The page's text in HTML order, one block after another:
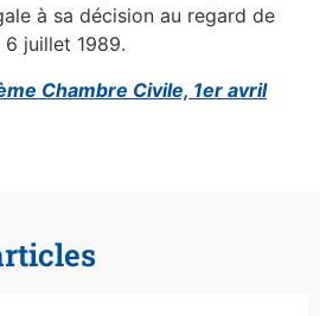
à sa décision au regard de
6 juillet 1989.
Chambre Civile, 1er avril